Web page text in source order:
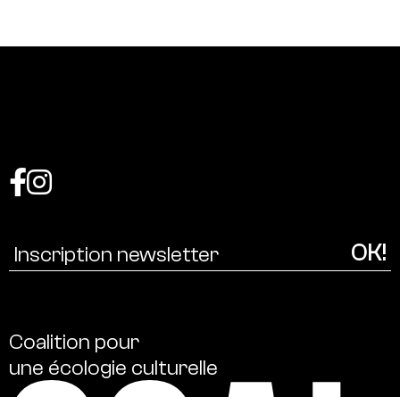
Coalition pour
une écologie culturelle